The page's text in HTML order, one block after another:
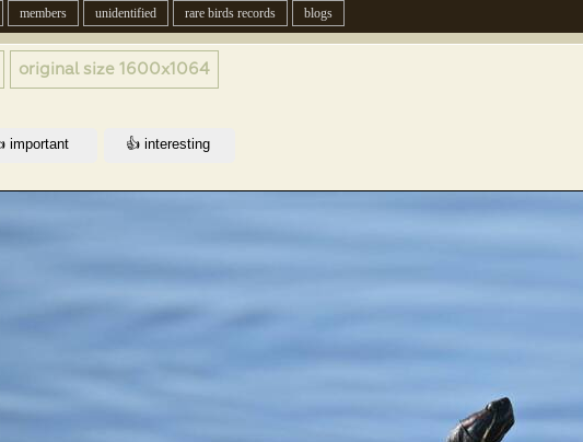
members unidentified rare birds records blogs
original size 1600x1064